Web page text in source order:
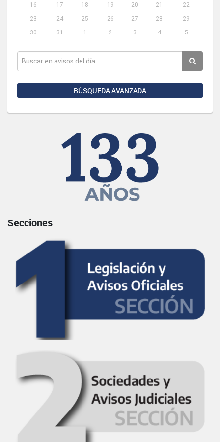
16
17 18 19 20 21
22
23
24 25 26 27 28
29
30
31 1 2 3 4 5
BÚSQUEDA AVANZADA
Secciones